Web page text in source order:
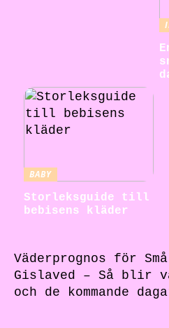
BABY
Storleksguide till
bebisens kläder
Väderprognos för
Gislaved – Så blir
och de kommande